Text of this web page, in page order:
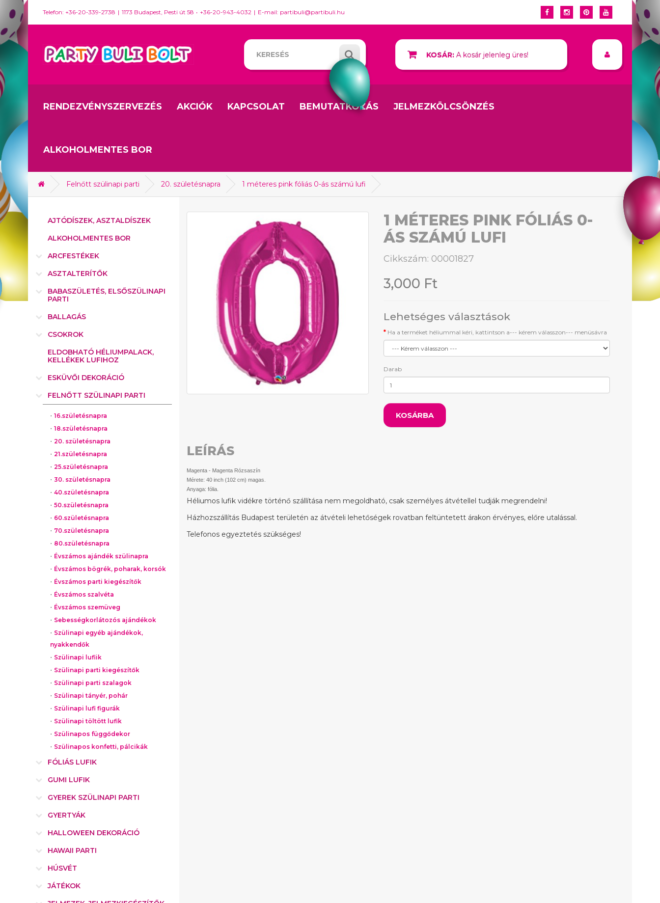
Telefon: +36-20-339-2738 1173 Budapest, Pesti út 58 +36-20-943-4032 E-mail: partibuli@partibuli.hu
KOSÁR: A kosár jelenleg üres!
RENDEZVÉNYSZERVEZÉS AKCIÓK KAPCSOLAT BEMUTATKOZÁS JELMEZKÖLCSÖNZÉS
ALKOHOLMENTES BOR
Felnőtt szülinapi parti 20. születésnapra 1 méteres pink fóliás 0-ás számú lufi
AJTÓDÍSZEK, ASZTALDÍSZEK
ALKOHOLMENTES BOR
ARCFESTÉKEK
ASZTALTERÍTŐK
BABASZÜLETÉS, ELSŐSZÜLINAPI
PARTI
BALLAGÁS
CSOKROK
ELDOBHATÓ HÉLIUMPALACK,
KELLÉKEK LUFIHOZ
ESKÜVŐI DEKORÁCIÓ
FELNŐTT SZÜLINAPI PARTI
16.születésnapra
18.születésnapra
20. születésnapra
21.születésnapra
25.születésnapra
30. születésnapra
40.születésnapra
50.születésnapra
60.születésnapra
70.születésnapra
80.születésnapra
Évszámos ajándék szülinapra
Évszámos bögrék, poharak, korsók
Évszámos parti kiegészítők
Évszámos szalvéta
Évszámos szemüveg
Sebességkorlátozós ajándékok
Szülinapi egyéb ajándékok,
nyakkendők
Szülinapi lufiik
Szülinapi parti kiegészítők
Szülinapi parti szalagok
Szülinapi tányér, pohár
Szülinapi lufi figurák
Szülinapi töltött lufik
Szülinapos függődekor
Szülinapos konfetti, pálcikák
FÓLIÁS LUFIK
GUMI LUFIK
GYEREK SZÜLINAPI PARTI
GYERTYÁK
HALLOWEEN DEKORÁCIÓ
HAWAII PARTI
HÚSVÉT
JÁTÉKOK
1 MÉTERES PINK FÓLIÁS 0-
ÁS SZÁMÚ LUFI
Cikkszám: 00001827
3,000 Ft
Lehetséges választások
Ha a terméket héliummal kéri, kattintson a--- kérem válasszon--- menüsávra
Darab
KOSÁRBA
LEÍRÁS
Magenta - Magenta Rózsaszín
Mérete: 40 inch (102 cm) magas.
Anyaga: fólia.
Héliumos lufik vidékre történő szállítása nem megoldható, csak személyes átvétellel tudják megrendelni!
Házhozszállítás Budapest területén az átvételi lehetőségek rovatban feltüntetett árakon érvényes, előre utalással.
Telefonos egyeztetés szükséges!